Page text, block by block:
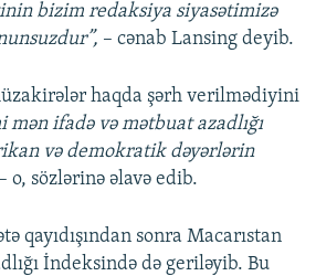
bizim redaksiya siyasətimizə
– cənab Lansing deyib.
haqda şərh verilmədiyini
ifadə və mətbuat azadlığı
və demokratik dəyərlərin
o, sözlərinə əlavə edib.
qayıdışından sonra Macarıstan
İndeksində də geriləyib. Bu